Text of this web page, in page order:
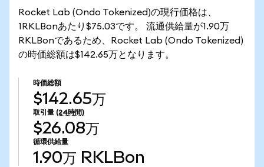
Rocket Lab (Ondo Tokenized)の現行価格は、
1RKLBonあたり$75.03です。 流通供給量が1.90万
RKLBonであるため、Rocket Lab (Ondo Tokenized)
の時価総額は$142.65万となります。
時価総額
$142.65万
取引量 (24時間)
$26.08万
循環供給量
1.90万 RKLBon